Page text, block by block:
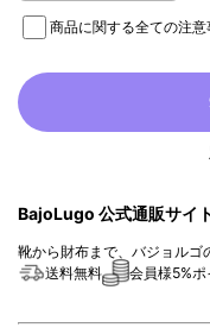
商品に関する全ての注意
BajoLugo 公式通販サイ
靴から財布まで、バジョルゴ
送料無料
会員様5%